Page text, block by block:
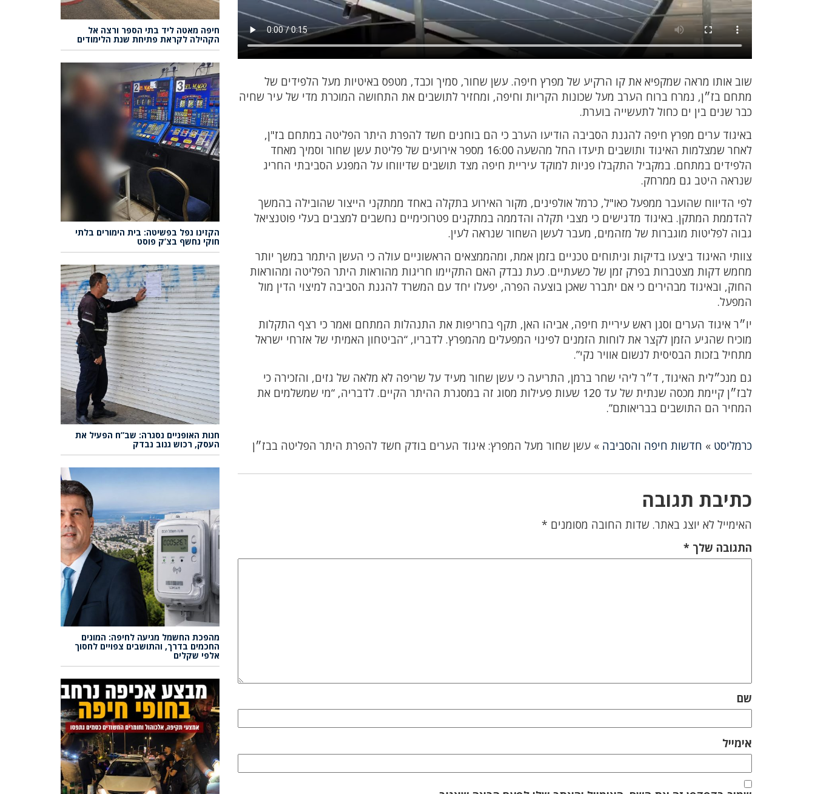
שוב אותו מראה שמקפיא את קו הרקיע של מפרץ חיפה. עשן שחור, סמיך וכבד, מטפס באיטיות מעל הלפידים של
מתחם בז״ן, נמרח ברוח הערב מעל שכונות הקריות וחיפה, ומחזיר לתושבים את התחושה המוכרת מדי של עיר שחיה
כבר שנים בין ים כחול לתעשייה בוערת.
באיגוד ערים מפרץ חיפה להגנת הסביבה הודיעו הערב כי הם בוחנים חשד להפרת היתר הפליטה במתחם בז"ן,
לאחר שמצלמות האיגוד ותושבים תיעדו החל מהשעה 16:00 מספר אירועים של פליטת עשן שחור וסמיך מאחד
הלפידים במתחם. במקביל התקבלו פניות למוקד עיריית חיפה מצד תושבים שדיווחו על המפגע הסביבתי החריג
שנראה היטב גם ממרחק.
לפי הדיווח שהועבר ממפעל כאו"ל, כרמל אולפינים, מקור האירוע בתקלה באחד ממתקני הייצור שהובילה בהמשך
להדממת המתקן. באיגוד מדגישים כי מצבי תקלה והדממה במתקנים פטרוכימיים נחשבים למצבים בעלי פוטנציאל
גבוה לפליטות מוגברות של מזהמים, מעבר לעשן השחור שנראה לעין.
צוותי האיגוד ביצעו בדיקות וניתוחים טכניים בזמן אמת, ומהממצאים הראשוניים עולה כי העשן היתמר במשך יותר
מחמש דקות מצטברות בפרק זמן של כשעתיים. כעת נבדק האם התקיימו חריגות מהוראות היתר הפליטה ומהוראות
החוק, ובאיגוד מבהירים כי אם יתברר שאכן בוצעה הפרה, יפעלו יחד עם המשרד להגנת הסביבה למיצוי הדין מול
המפעל.
יו״ר איגוד הערים וסגן ראש עיריית חיפה, אביהו האן, תקף בחריפות את התנהלות המתחם ואמר כי רצף התקלות
מוכיח שהגיע הזמן לקצר את לוחות הזמנים לפינוי המפעלים מהמפרץ. לדבריו, “הביטחון האמיתי של אזרחי ישראל
מתחיל בזכות הבסיסית לנשום אוויר נקי”.
גם מנכ״לית האיגוד, ד״ר ליהי שחר ברמן, התריעה כי עשן שחור מעיד על שריפה לא מלאה של גזים, והזכירה כי
לבז״ן קיימת מכסה שנתית של עד 120 שעות פעילות מסוג זה במסגרת ההיתר הקיים. לדבריה, “מי שמשלמים את
המחיר הם התושבים בבריאותם”.
כרמליסט » חדשות חיפה והסביבה »עשן שחור מעל המפרץ: איגוד הערים בודק חשד להפרת היתר הפליטה בבז״ן
כתיבת תגובה
האימייל לא יוצג באתר. שדות החובה מסומנים *
התגובה שלך*
שם
אימייל
חיפה מאטה ליד בתי הספר ורצה אל
הקהילה לקראת פתיחת שנת הלימודים
הקזינו נפל בפשיטה: בית הימורים בלתי
חוקי נחשף בצ’ק פוסט
חנות האופניים נסגרה: שב”ח הפעיל את
העסק, רכוש גנוב נבדק
מהפכת החשמל מגיעה לחיפה: המונים
החכמים בדרך, והתושבים צפויים לחסוך
אלפי שקלים